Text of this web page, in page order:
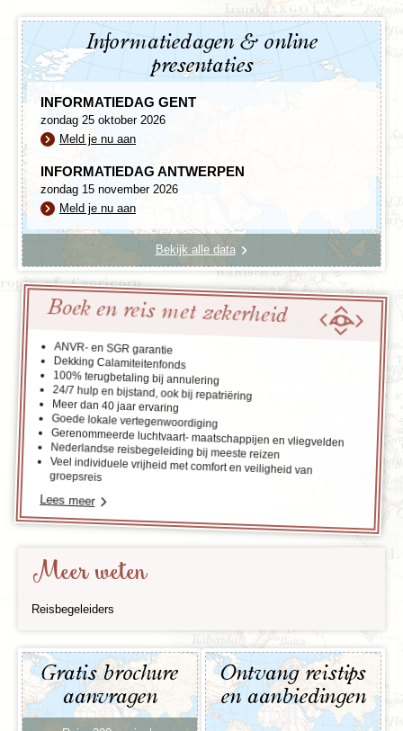
Informatiedagen & online
presentaties
INFORMATIEDAG GENT
zondag 25 oktober 2026
Meld je nu aan
INFORMATIEDAG ANTWERPEN
zondag 15 november 2026
Meld je nu aan
Bekijk alle data
Boek en reis met zekerheid
ANVR- en SGR garantie
Dekking Calamiteitenfonds
100% terugbetaling bij annulering
24/7 hulp en bijstand, ook bij repatriëring
Meer dan 40 jaar ervaring
Goede lokale vertegenwoordiging
Gerenommeerde luchtvaart- maatschappijen en vliegvelden
Nederlandse reisbegeleiding bij meeste reizen
Veel individuele vrijheid met comfort en veiligheid van
groepsreis
Lees meer
Meer weten
Reisbegeleiders
Gratis brochure
aanvragen
Ontvang reistips
en aanbiedingen